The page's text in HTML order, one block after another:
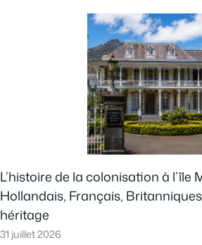
L’histoire de la colonisation à l’île
Hollandais, Français,
héritage
31 juillet 2026